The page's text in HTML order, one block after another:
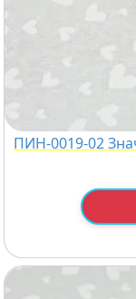
ПИН-0019-02